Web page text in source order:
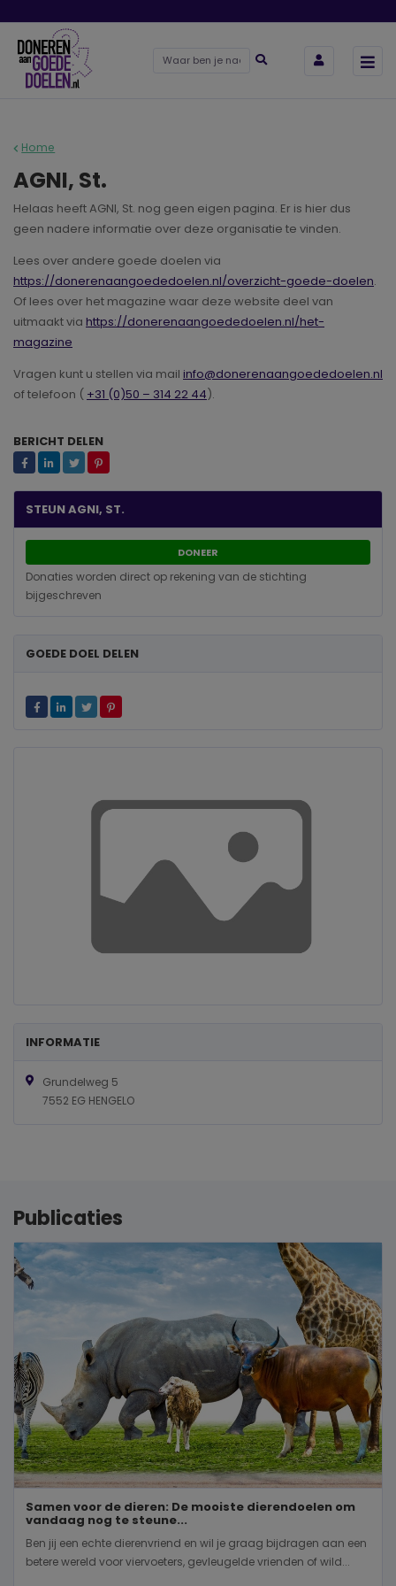
Home
AGNI, St.
Helaas heeft AGNI, St. nog geen eigen pagina. Er is hier dus
geen nadere informatie over deze organisatie te vinden.
Lees over andere goede doelen via
https://donerenaangoededoelen.nl/overzicht-goede-doelen.
Of lees over het magazine waar deze website deel van
uitmaakt via https://donerenaangoededoelen.nl/het-
magazine
Vragen kunt u stellen via mail info@donerenaangoededoelen.nl
of telefoon ( +31 (0)50 – 314 22 44).
BERICHT DELEN
STEUN AGNI, ST.
DONEER
Donaties worden direct op rekening van de stichting
bijgeschreven
GOEDE DOEL DELEN
INFORMATIE
Grundelweg 5
7552 EG HENGELO
Publicaties
Samen voor de dieren: De mooiste dierendoelen om
vandaag nog te steune...
Ben jij een echte dierenvriend en wil je graag bijdragen aan een
betere wereld voor viervoeters, gevleugelde vrienden of wild...